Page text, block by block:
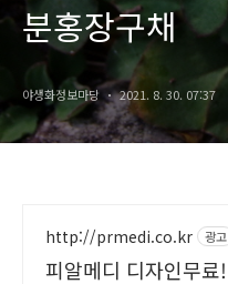
분홍장구채
야생화정보마당 2021. 8. 30. 07:37
http://prmedi.co.kr 광고
피알메디 디자인무료!